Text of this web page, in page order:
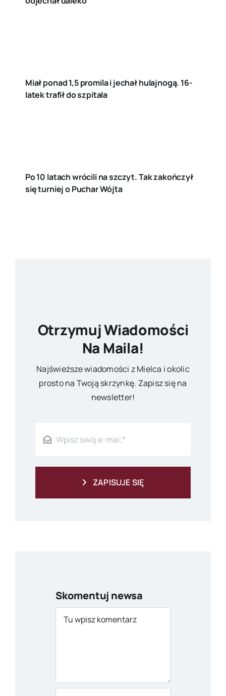
Miał ponad 1,5 promila i jechał hulajnogą. 16-
latek trafił do szpitala
Po 10 latach wrócili na szczyt. Tak zakończył
się turniej o Puchar Wójta
Otrzymuj Wiadomości
Na Maila!
Najświeższe wiadomości z Mielca i okolic
prosto na Twoją skrzynkę. Zapisz się na
newsletter!
ZAPISUJE SIĘ
Skomentuj newsa
Comment